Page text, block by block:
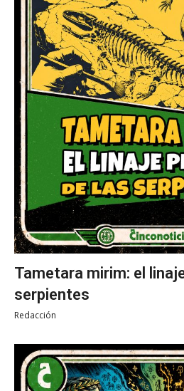
Tametara mirim: el
serpientes
Redacción